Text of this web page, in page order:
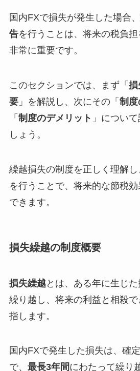
国内FXで損失が発生した場合、
告を行うことは、将来の税負
非常に重要です。
このセクションでは、まず「 損
要」を解説し、次にその「 制度
「 制度のデメリット 」につい
しょう。
繰越損失の制度を正しく理解
を行うことで、将来的な節税
できます。
損失繰越の制度概要
損失繰越とは、ある年に生じ
繰り越し、将来の利益と相殺
指します。
国内FXで発生した損失は、確
で、 最長3年間にわたって繰り